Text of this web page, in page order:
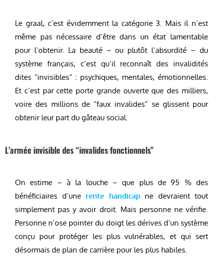
Le graal, c’est évidemment la catégorie 3. Mais il n’est
même pas nécessaire d’être dans un état lamentable
pour l’obtenir. La beauté – ou plutôt l’absurdité – du
système français, c’est qu’il reconnaît des invalidités
dites “invisibles” : psychiques, mentales, émotionnelles.
Et c’est par cette porte grande ouverte que des milliers,
voire des millions de “faux invalides” se glissent pour
obtenir leur part du gâteau social.
L’armée invisible des “invalides fonctionnels”
On estime – à la louche – que plus de 95 % des
bénéficiaires d’une rente handicapne devraient tout
simplement pas y avoir droit. Mais personne ne vérifie.
Personne n’ose pointer du doigt les dérives d’un système
conçu pour protéger les plus vulnérables, et qui sert
désormais de plan de carrière pour les plus habiles.